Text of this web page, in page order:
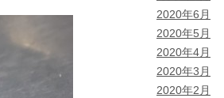
2020年6月
2020年5月
2020年4月
2020年3月
2020年2月